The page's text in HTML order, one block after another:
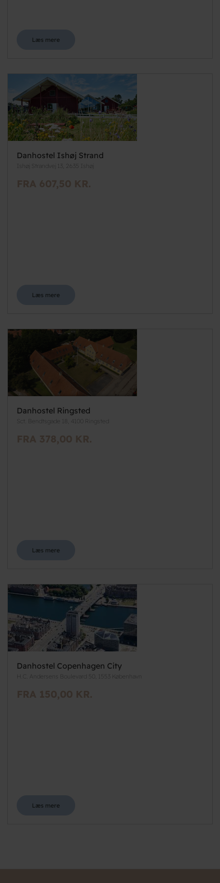
Læs mere
Danhostel Ishøj Strand
Ishøj Strandvej 13, 2635 Ishøj
FRA 607,50 KR.
Læs mere
Danhostel Ringsted
Sct. Bendtsgade 18, 4100 Ringsted
FRA 378,00 KR.
Læs mere
Danhostel Copenhagen City
H.C. Andersens Boulevard 50, 1553 København
FRA 150,00 KR.
Læs mere